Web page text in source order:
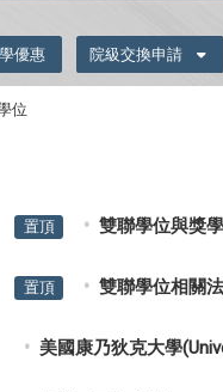
優惠 院級交換申請
位
置頂 雙聯學位與獎
置頂 雙聯學位相關
美國康乃狄克大學